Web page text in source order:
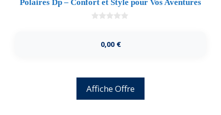
Polaires Dp – Confort et Style pour Vos Aventures
0,00 €
Affiche Offre